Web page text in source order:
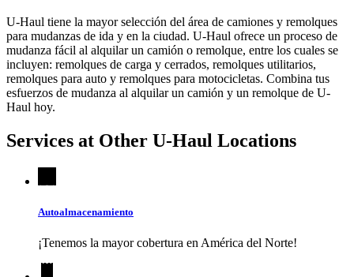
U-Haul tiene la mayor selección del área de camiones y remolques
para mudanzas de ida y en la ciudad. U-Haul ofrece un proceso de
mudanza fácil al alquilar un camión o remolque, entre los cuales se
incluyen: remolques de carga y cerrados, remolques utilitarios,
remolques para auto y remolques para motocicletas. Combina tus
esfuerzos de mudanza al alquilar un camión y un remolque de U-
Haul hoy.
Services at Other U-Haul Locations
Autoalmacenamiento
¡Tenemos la mayor cobertura en América del Norte!